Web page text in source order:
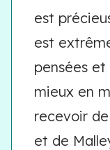
est
est
pensées
mieux en
recevoir
et de